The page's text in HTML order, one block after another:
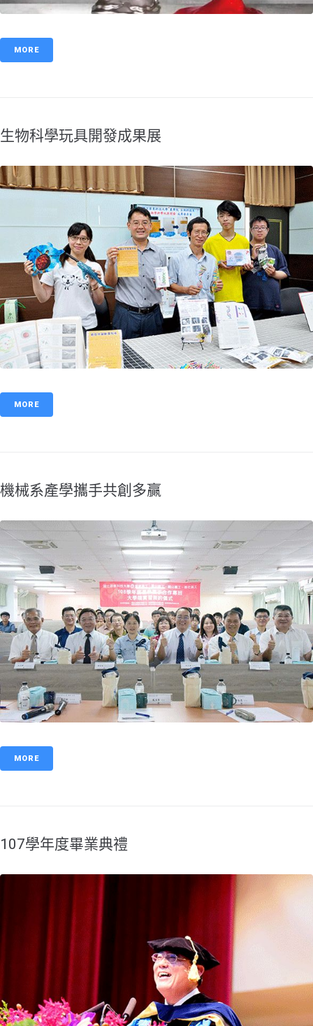
MORE
生物科學玩具開發成果展
MORE
機械系產學攜手共創多贏
MORE
107學年度畢業典禮